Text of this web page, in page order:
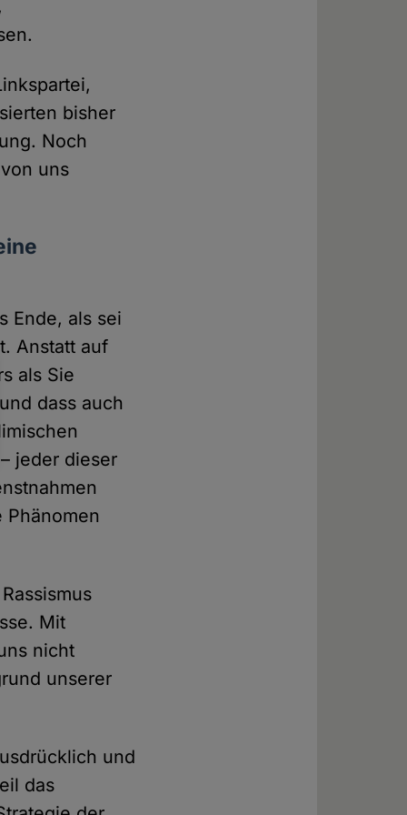
bisher
Noch
uns
Ende, als sei
Anstatt auf
als Sie
dass auch
jeder dieser
Mit
nicht
unserer
und
das